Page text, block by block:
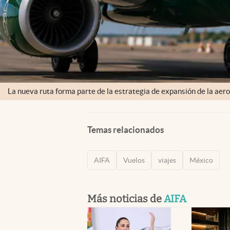
La nueva ruta forma parte de la estrategia de expansión de la
Temas relacionados
AIFA Vuelos viajes México
Más noticias deAIFA